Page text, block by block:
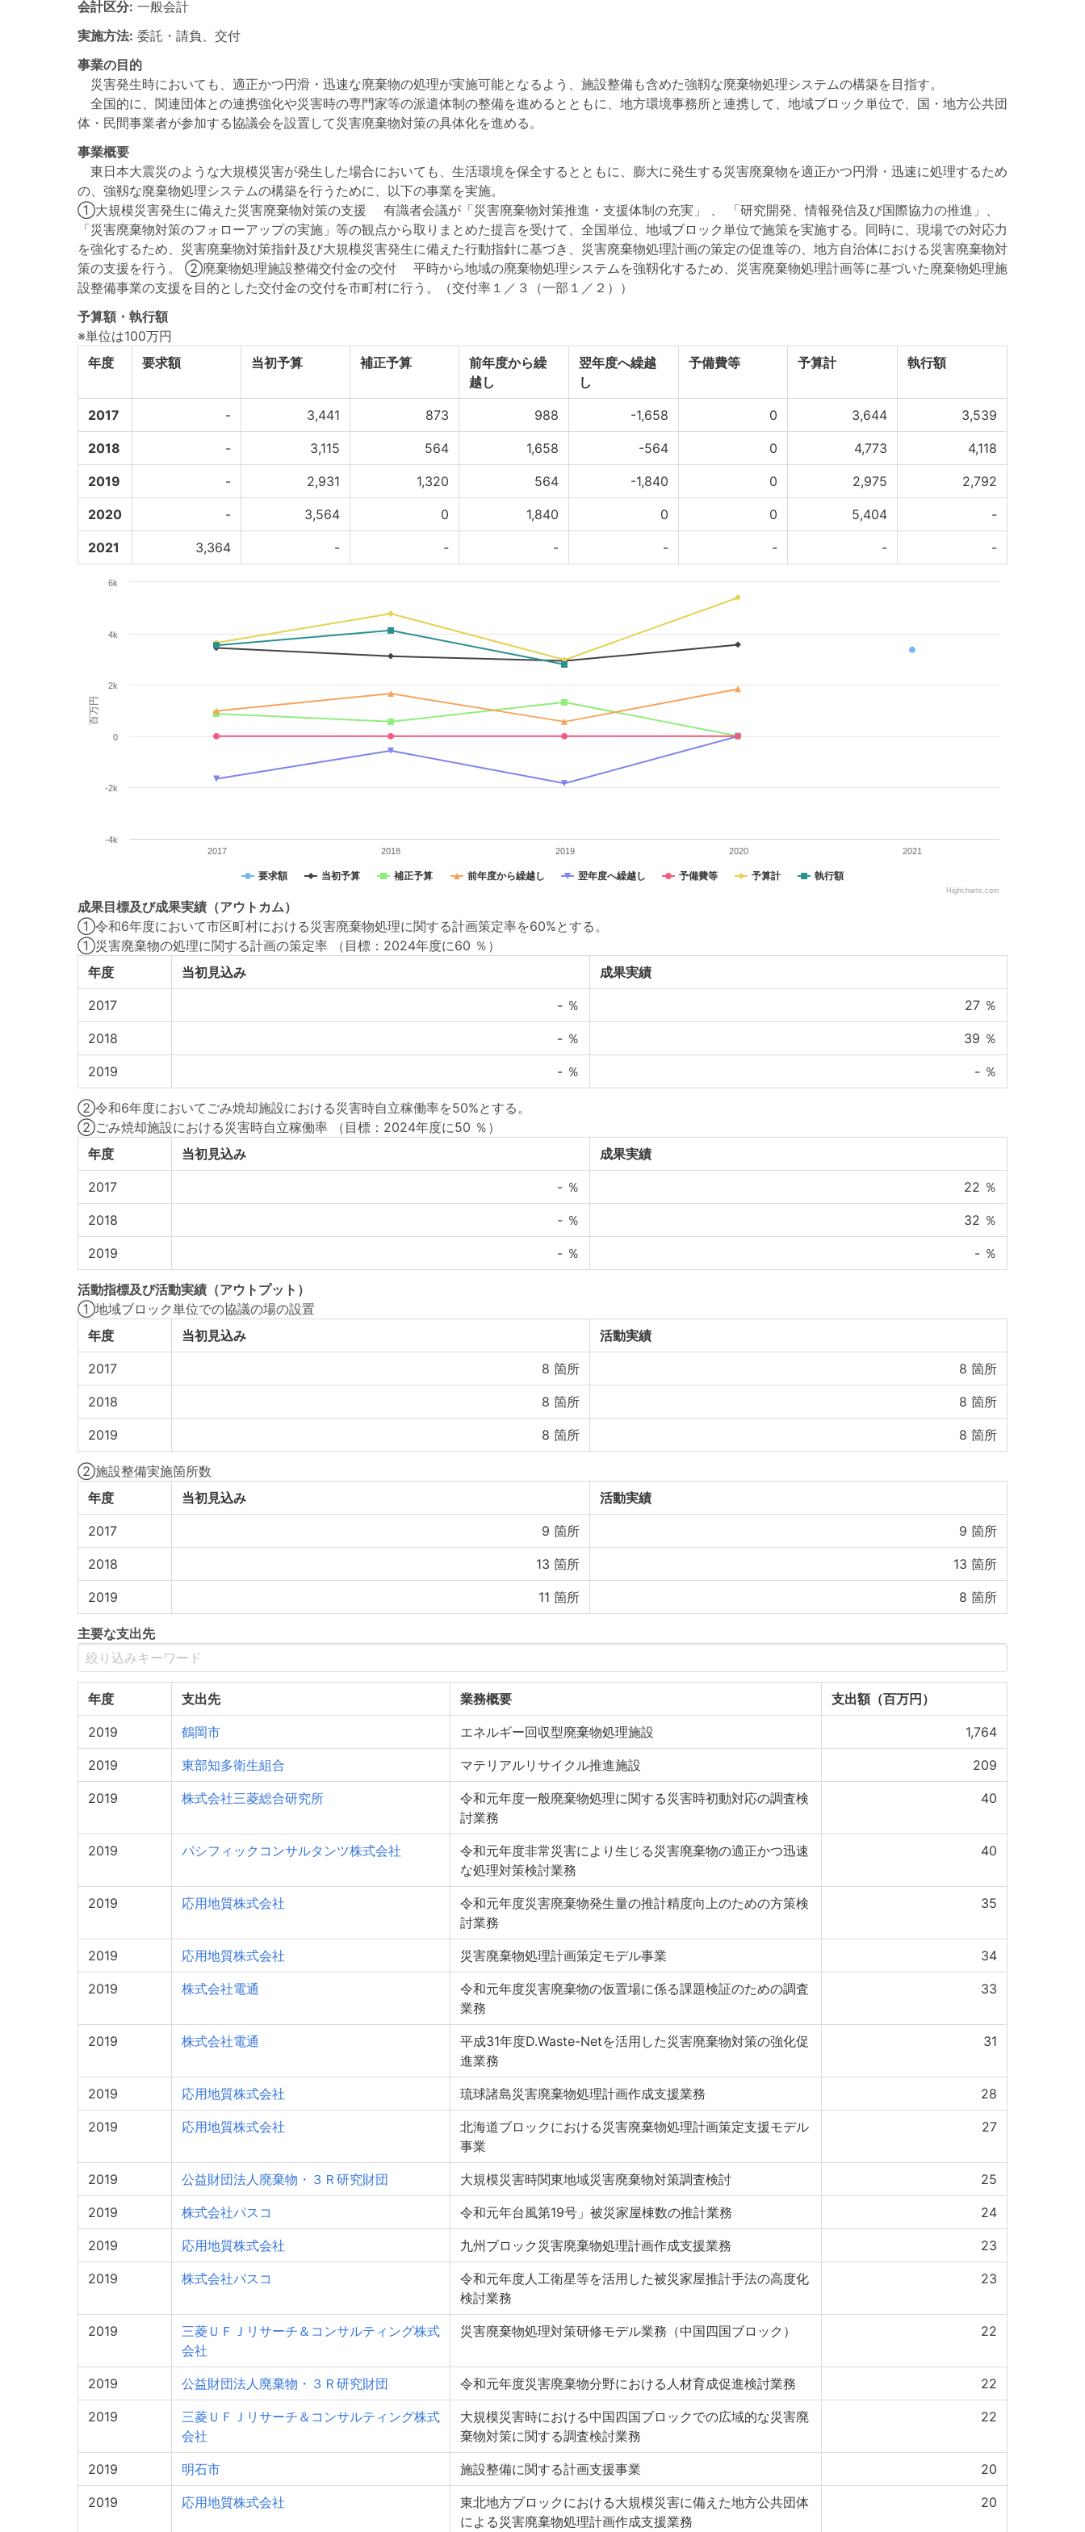
会計区分: 一般会計
実施方法: 委託・請負、交付
事業の目的
災害発生時においても、適正かつ円滑・迅速な廃棄物の処理が実施可能となるよう、施設整備も含めた強靱な廃棄物処理システムの構築を目指す。
全国的に、関連団体との連携強化や災害時の専門家等の派遣体制の整備を進めるとともに、地方環境事務所と連携して、地域ブロック単位で、国・地方公共団
体・民間事業者が参加する協議会を設置して災害廃棄物対策の具体化を進める。
事業概要
東日本大震災のような大規模災害が発生した場合においても、生活環境を保全するとともに、膨大に発生する災害廃棄物を適正かつ円滑・迅速に処理するため
の、強靱な廃棄物処理システムの構築を行うために、以下の事業を実施。
①大規模災害発生に備えた災害廃棄物対策の支援 有識者会議が「災害廃棄物対策推進・支援体制の充実」 、 「研究開発、情報発信及び国際協力の推進」、
「災害廃棄物対策のフォローアップの実施」等の観点から取りまとめた提言を受けて、全国単位、地域ブロック単位で施策を実施する。同時に、現場での対応力
を強化するため、災害廃棄物対策指針及び大規模災害発生に備えた行動指針に基づき、災害廃棄物処理計画の策定の促進等の、地方自治体における災害廃棄物対
策の支援を行う。 ②廃棄物処理施設整備交付金の交付 平時から地域の廃棄物処理システムを強靱化するため、災害廃棄物処理計画等に基づいた廃棄物処理施
設整備事業の支援を目的とした交付金の交付を市町村に行う。（交付率１／３（一部１／２））
予算額・執行額
※単位は100万円
年度
要求額 当初予算 補正予算
前年度から繰
越し
翌年度へ繰越
し
予備費等 予算計 執行額
2017 - 3,441 873 988 -1,658 0 3,644 3,539
2018 - 3,115 564 1,658 -564 0 4,773 4,118
2019 - 2,931 1,320 564 -1,840 0 2,975 2,792
2020 - 3,564 0 1,840 0 0 5,404 -
2021 3,364 - - - - - - -
百万円
要求額 当初予算 補正予算 前年度から繰越し 翌年度へ繰越し 予備費等 予算計 執行額
2017 2018 2019 2020 2021
-4k
-2k
0
2k
4k
6k
Highcharts.com
成果目標及び成果実績 （アウトカム）
①令和6年度において市区町村における災害廃棄物処理に関する計画策定率を60%とする。
①災害廃棄物の処理に関する計画の策定率
（目標：2024年度に60 ％）
年度
当初見込み 成果実績
2017 - ％ 27 ％
2018 - ％ 39 ％
2019 - ％ - ％
②令和6年度においてごみ焼却施設における災害時自立稼働率を50%とする。
②ごみ焼却施設における災害時自立稼働率
（目標：2024年度に50 ％）
年度
当初見込み 成果実績
2017 - ％ 22 ％
2018 - ％ 32 ％
2019 - ％ - ％
活動指標及び活動実績 （アウトプット）
①地域ブロック単位での協議の場の設置
年度
当初見込み 活動実績
2017 8 箇所 8 箇所
2018 8 箇所 8 箇所
2019 8 箇所 8 箇所
②施設整備実施箇所数
年度
当初見込み 活動実績
2017 9 箇所 9 箇所
2018 13 箇所 13 箇所
2019 11 箇所 8 箇所
主要な支出先
年度 支出先 業務概要 支出額（百万円）
2019 鶴岡市 エネルギー回収型廃棄物処理施設 1,764
2019 東部知多衛生組合 マテリアルリサイクル推進施設 209
2019 株式会社三菱総合研究所
令和元年度一般廃棄物処理に関する災害時初動対応の調査検
討業務
40
2019 パシフィックコンサルタンツ株式会社
令和元年度非常災害により生じる災害廃棄物の適正かつ迅速
な処理対策検討業務
40
2019 応用地質株式会社
令和元年度災害廃棄物発生量の推計精度向上のための方策検
討業務
35
2019 応用地質株式会社 災害廃棄物処理計画策定モデル事業 34
2019 株式会社電通
令和元年度災害廃棄物の仮置場に係る課題検証のための調査
業務
33
2019 株式会社電通
平成31年度D.Waste-Netを活用した災害廃棄物対策の強化促
進業務
31
2019 応用地質株式会社 琉球諸島災害廃棄物処理計画作成支援業務 28
2019 応用地質株式会社
北海道ブロックにおける災害廃棄物処理計画策定支援モデル
事業
27
2019 公益財団法人廃棄物・３Ｒ研究財団 大規模災害時関東地域災害廃棄物対策調査検討 25
2019 株式会社パスコ 令和元年台風第19号」被災家屋棟数の推計業務 24
2019 応用地質株式会社 九州ブロック災害廃棄物処理計画作成支援業務 23
2019 株式会社パスコ
令和元年度人工衛星等を活用した被災家屋推計手法の高度化
検討業務
23
2019
三菱ＵＦＪリサーチ＆コンサルティング株式
会社
災害廃棄物処理対策研修モデル業務（中国四国ブロック） 22
2019 公益財団法人廃棄物・３Ｒ研究財団 令和元年度災害廃棄物分野における人材育成促進検討業務 22
2019
三菱ＵＦＪリサーチ＆コンサルティング株式
会社
大規模災害時における中国四国ブロックでの広域的な災害廃
棄物対策に関する調査検討業務
22
2019 明石市 施設整備に関する計画支援事業 20
2019 応用地質株式会社
東北地方ブロックにおける大規模災害に備えた地方公共団体
による災害廃棄物処理計画作成支援業務
20